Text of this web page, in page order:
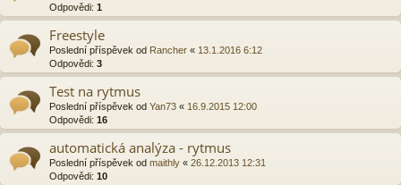
Odpovědi: 1
Freestyle
Poslední příspěvek od Rancher « 13.1.2016 6:12
Odpovědi: 3
Test na rytmus
Poslední příspěvek od Yan73 « 16.9.2015 12:00
Odpovědi: 16
automatická analýza - rytmus
Poslední příspěvek od maithly « 26.12.2013 12:31
Odpovědi: 10